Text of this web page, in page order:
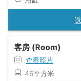
客房 (Room)
查看照片
46平方米